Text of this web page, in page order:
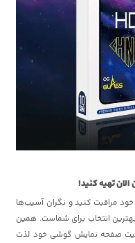
مراقبت کنید و نگران آسیب‌ها
بهترین انتخاب برای شماست. همین
صفحه نمایش گوشی خود لذت